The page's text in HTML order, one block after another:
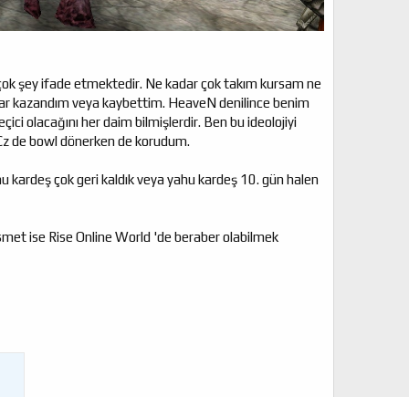
şey ifade etmektedir. Ne kadar çok takım kursam ne
kazandım veya kaybettim. HeaveN denilince benim
olacağını her daim bilmişlerdir. Ben bu ideolojiyi
de bowl dönerken de korudum.
çok geri kaldık veya yahu kardeş 10. gün halen
ise Rise Online World 'de beraber olabilmek